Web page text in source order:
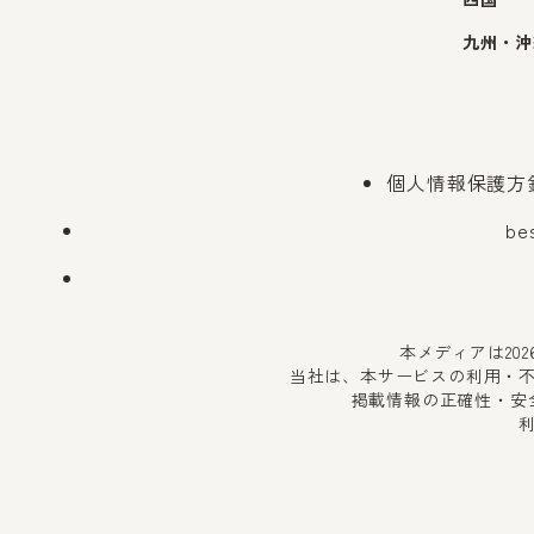
九州・
個人情報保護方
本メディアは
当社は、本サービスの利用・
掲載情報の正確性・